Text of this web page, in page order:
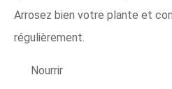
Arrosez bien votre plante et
régulièrement.
Nourrir